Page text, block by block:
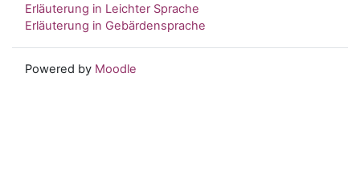
Erläuterung in Leichter Sprache
Erläuterung in Gebärdensprache
Powered by Moodle